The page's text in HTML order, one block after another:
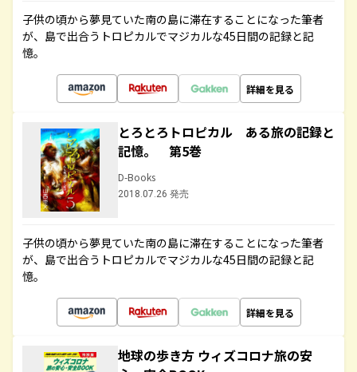
子供の頃から夢見ていた南の島に滞在することになった筆者
が、島で出合うトロピカルでマジカルな45日間の記録と記
憶。
詳細を見る
とろとろトロピカル ある旅の記録と
記憶。 第5巻
D-Books
2018.07.26 発売
子供の頃から夢見ていた南の島に滞在することになった筆者
が、島で出合うトロピカルでマジカルな45日間の記録と記
憶。
詳細を見る
地球の歩き方 ウィズコロナ旅の安